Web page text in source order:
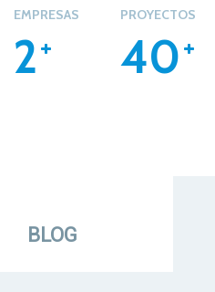
EMPRESAS
2
PROYECTOS
40
BLOG